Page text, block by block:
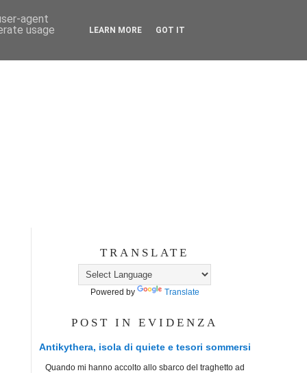
TRANSLATE
Powered by Translate
POST IN EVIDENZA
Antikythera, isola di quiete e tesori sommersi
Quando mi hanno accolto allo sbarco del traghetto ad
agent
usage
LEARN MORE GOT IT